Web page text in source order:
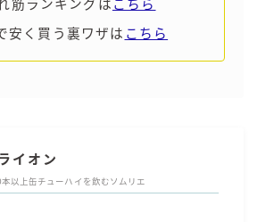
筋ランキングは こちら
安く買う裏ワザは こちら
イオン
以上缶チューハイを飲むソムリエ